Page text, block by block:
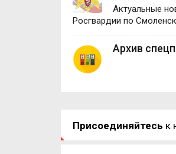
Актуальные
Росгвардии по
Архив
Присоединяйтесь к